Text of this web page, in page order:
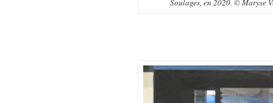
Soulages, en 2020. © Maryse